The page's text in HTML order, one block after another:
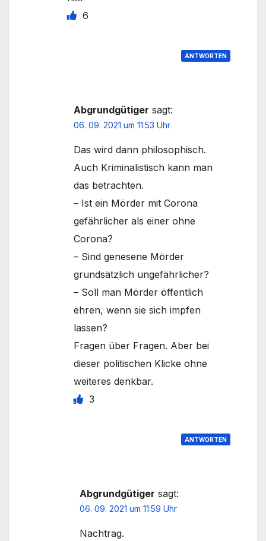
6
ANTWORTEN
Abgrundgütiger sagt:
06. 09. 2021 um 11:53 Uhr
Das wird dann philosophisch.
Auch Kriminalistisch kann man
das betrachten.
– Ist ein Mörder mit Corona
gefährlicher als einer ohne
Corona?
– Sind genesene Mörder
grundsätzlich ungefährlicher?
– Soll man Mörder öffentlich
ehren, wenn sie sich impfen
lassen?
Fragen über Fragen. Aber bei
dieser politischen Klicke ohne
weiteres denkbar.
3
ANTWORTEN
Abgrundgütiger sagt:
06. 09. 2021 um 11:59 Uhr
Nachtrag.